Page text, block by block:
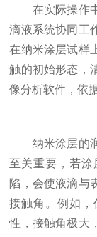
在实际操作
滴液系统协同工
在纳米涂层试样
触的初始形态，
像分析软件，依
纳米涂层的润
至关重要，若涂
陷，会使液滴与
接触角。例如，
性，接触角极大